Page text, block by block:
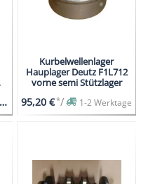
Kurbelwellenlager
Hauplager Deutz F1L712
vorne semi Stützlager
95,20 €*/ 1-2 Werktage